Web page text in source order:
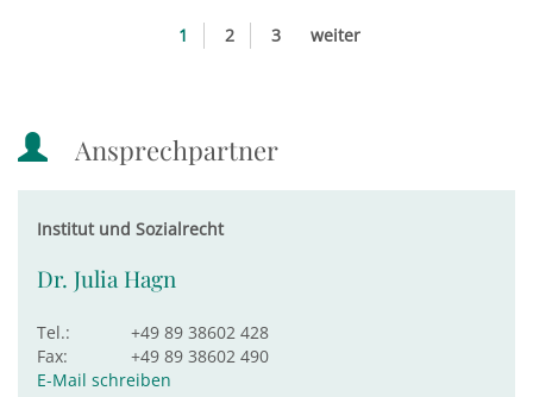
1 2 3 weiter
Ansprechpartner
Institut und Sozialrecht
Dr. Julia Hagn
Tel.:
+49 89 38602 428
Fax:
+49 89 38602 490
E-Mail schreiben